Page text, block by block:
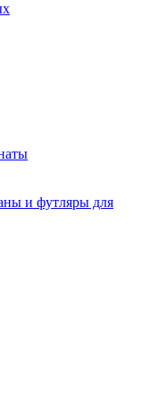
и футляры для